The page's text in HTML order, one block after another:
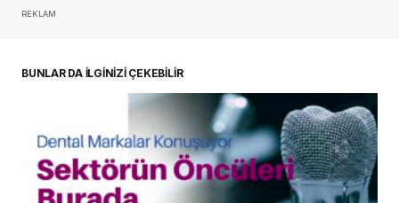
REKLAM
BUNLAR DA İLGİNİZİ ÇEKEBİLİR